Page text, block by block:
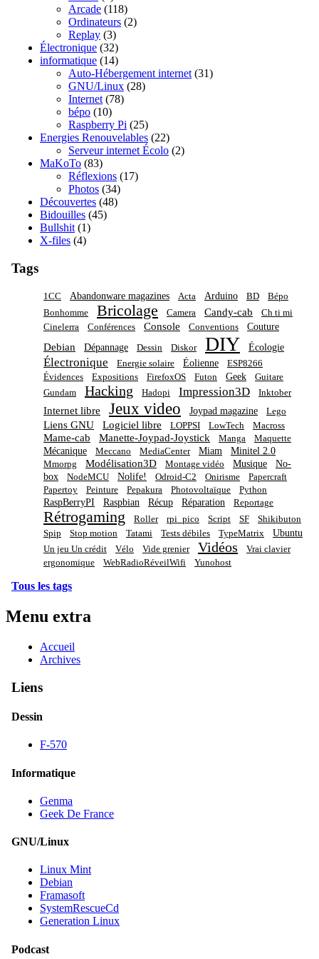
Arcade (118)
Ordinateurs (2)
Replay (3)
Électronique (32)
informatique (14)
Auto-Hébergement internet (31)
GNU/Linux (28)
Internet (78)
bépo (10)
Raspberry Pi (25)
Energies Renouvelables (22)
Serveur internet Écolo (2)
MaKoTo (83)
Réflexions (17)
Photos (34)
Découvertes (48)
Bidouilles (45)
Bullshit (1)
X-files (4)
Tags
1CC Abandonware magazines Acta Arduino BD
Bépo
Bonhomme
Bricolage Camera Candy-cab
Ch ti mi
Cinelerra
Conférences Console Conventions Couture
Debian Dépannage Dessin Diskor DIY Écologie
Électronique Energie solaire Éolienne
ESP8266
Évidences
Expositions FirefoxOS Futon Geek
Guitare
Gundam
Hacking Hadopi Impression3D Inktober
Internet libre Jeux video Joypad magazine Lego
Liens GNU Logiciel libre LOPPSI LowTech Macross
Mame-cab Manette-Joypad-Joystick Manga Maquette
Mécanique Meccano MediaCenter Miam Minitel 2.0
Mmorpg Modélisation3D Montage vidéo Musique
No-
box
NodeMCU Nolife! Odroid-C2 Onirisme
Papercraft
Papertoy
Peinture Pepakura Photovoltaïque Python
RaspBerryPI Raspbian Récup Réparation Reportage
Rétrogaming Roller rpi_pico Script SF
Shikibuton
Spip
Stop motion Tatami Tests débiles TypeMatrix Ubuntu
Un jeu Un crédit Vélo Vide grenier Vidéos
Vrai clavier
ergonomique
WebRadioRéveilWifi Yunohost
Tous les tags
Menu extra
Accueil
Archives
Liens
Dessin
F-570
Informatique
Genma
Geek De France
GNU/Linux
Linux Mint
Debian
Framasoft
SystemRescueCd
Generation Linux
Podcast